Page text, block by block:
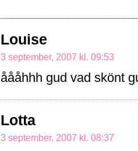
Louise
3 september, 2007 kl. 09:53
åååhhh gud vad skönt
Lotta
3 september, 2007 kl. 08:37